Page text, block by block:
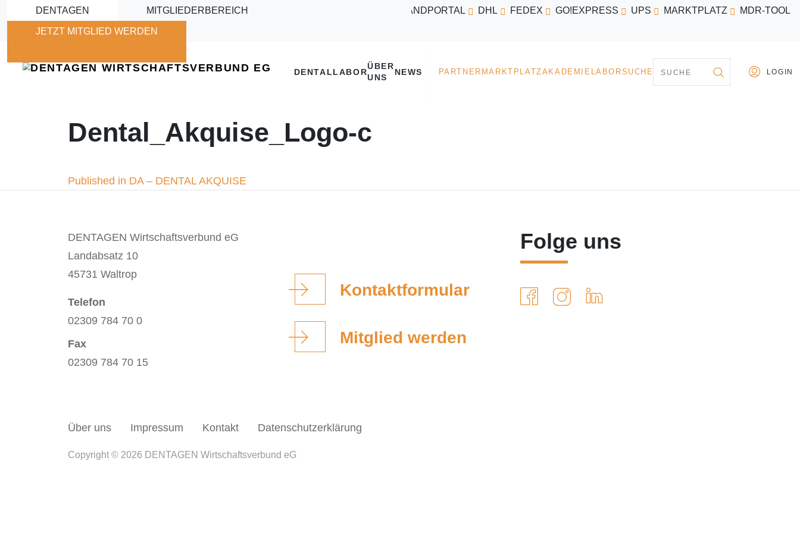
Skip to main content
DENTAGEN MITGLIEDERBEREICH
JETZT MITGLIED WERDEN
VERSANDPORTAL DHL FEDEX GO!EXPRESS UPS MARKTPLATZ MDR-TOOL
Dental_Akquise_Logo-c
Beitragsnavigation
Published in DA – DENTAL AKQUISE
DENTAGEN Wirtschaftsverbund eG
Landabsatz 10
45731 Waltrop
Telefon
02309 784 70 0
Fax
02309 784 70 15
Kontaktformular
Mitglied werden
Folge uns
Über uns Impressum Kontakt Datenschutzerklärung
Copyright © 2026 DENTAGEN Wirtschaftsverbund eG